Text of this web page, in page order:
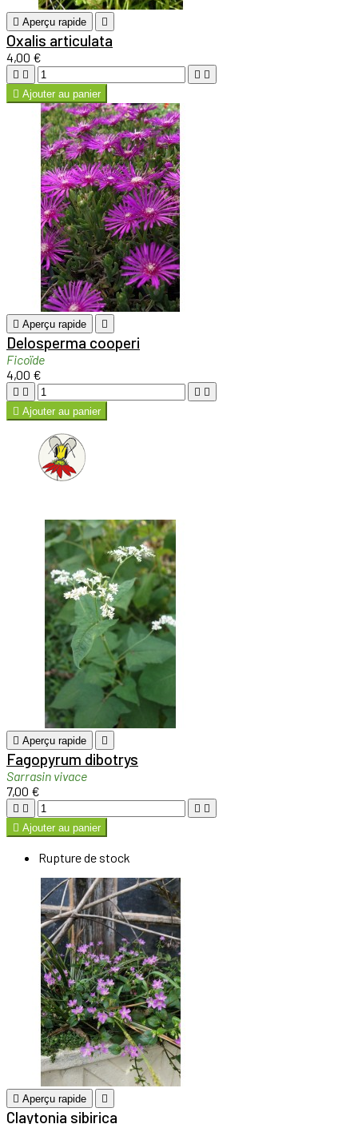
 Aperçu rapide 
Oxalis articulata
4,00 €
   
 Ajouter au panier
 Aperçu rapide 
Delosperma cooperi
Ficoïde
4,00 €
   
 Ajouter au panier
 Aperçu rapide 
Fagopyrum dibotrys
Sarrasin vivace
7,00 €
   
 Ajouter au panier
Rupture de stock
 Aperçu rapide 
Claytonia sibirica